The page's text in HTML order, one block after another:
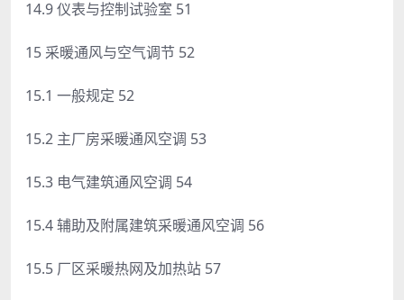
14.9 仪表与控制试验室 51
15 采暖通风与空气调节 52
15.1 一般规定 52
15.2 主厂房采暖通风空调 53
15.3 电气建筑通风空调 54
15.4 辅助及附属建筑采暖通风空调 56
15.5 厂区采暖热网及加热站 57